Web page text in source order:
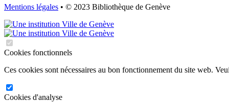
Mentions légales • © 2023 Bibliothèque de Genève
Cookies fonctionnels
Ces cookies sont nécessaires au bon fonctionnement du site web.
Cookies d'analyse